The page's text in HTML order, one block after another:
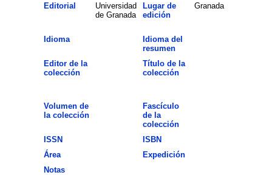
Editorial
Universidad
de Granada
Lugar de
edición
Granada
Idioma
Idioma del
resumen
Editor de la
colección
Título de la
colección
Volumen de
la colección
Fascículo
de la
colección
ISSN
ISBN
Área
Expedición
Notas